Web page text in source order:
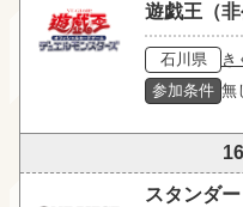
遊戯王（非
石川県
き
参加条件 無
スタンダ